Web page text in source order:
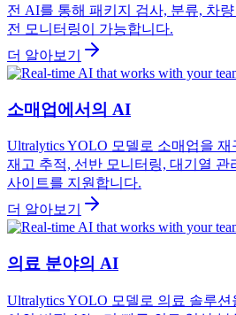
전 AI를 통해 패키지 검사, 분류, 차
전 모니터링이 가능합니다.
더 알아보기
소매업에서의 AI
Ultralytics YOLO 모델로 소매업을
재고 추적, 선반 모니터링, 대기열 관
사이트를 지원합니다.
더 알아보기
의료 분야의 AI
Ultralytics YOLO 모델로 의료 솔루